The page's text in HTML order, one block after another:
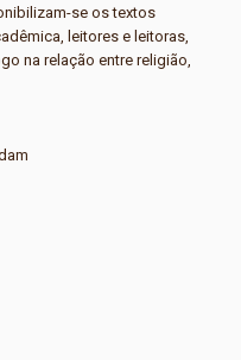
se os textos
leitores e leitoras,
na relação entre religião,